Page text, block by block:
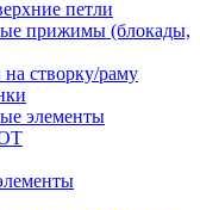
петли
прижимы (блокады,
створку/раму
элементы